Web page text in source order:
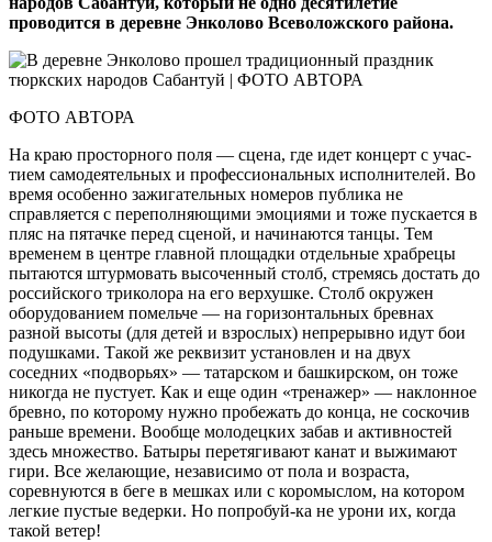
проводится в деревне Энколово Всеволожского района.
ФОТО АВТОРА
На краю просторного поля — сцена, где идет концерт с учас­
тием самодеятельных и профессиональных исполнителей. Во
время особенно зажигательных номеров публика не
справляется с переполняющими эмоциями и тоже пускается в
пляс на пятачке перед сценой, и начинаются танцы. Тем
временем в центре главной площадки отдельные храбрецы
пытаются штурмовать высоченный столб, стремясь достать до
российского триколора на его верхушке. Столб окружен
оборудованием помельче — на горизонтальных бревнах
разной высоты (для детей и взрослых) непрерывно идут бои
подушками. Такой же реквизит установлен и на двух
соседних «подворьях» — татарском и башкирском, он тоже
никогда не пустует. Как и еще один «тренажер» — наклонное
бревно, по которому нужно пробежать до конца, не соскочив
раньше времени. Вообще молодецких забав и активностей
здесь множество. Батыры перетягивают канат и выжимают
гири. Все желающие, независимо от пола и возраста,
соревнуются в беге в мешках или с коромыслом, на котором
легкие пустые ведерки. Но попробуй‑ка не урони их, когда
такой ветер!